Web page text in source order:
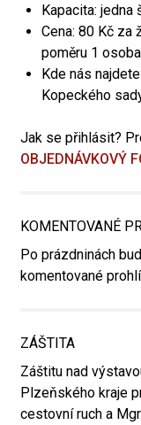
Kapacita: jedna
Cena: 80 Kč za
poměru 1
Kde nás
Kopeckého
Jak se přihlásit?
OBJEDNÁVKOVÝ
KOMENTOVANÉ
Po prázdninách
komentované
ZÁŠTITA
Záštitu nad
Plzeňského kraje
cestovní ruch a